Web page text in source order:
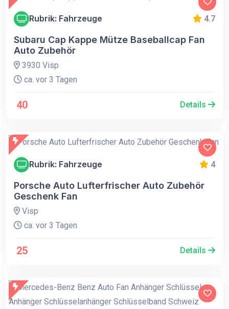
Rubrik: Fahrzeuge 4.7
Subaru Cap Kappe Mütze Baseballcap Fan
Auto Zubehör
3930 Visp
ca. vor 3 Tagen
40 Details
Rubrik: Fahrzeuge 4
Porsche Auto Lufterfrischer Auto Zubehör
Geschenk Fan
Visp
ca. vor 3 Tagen
25 Details